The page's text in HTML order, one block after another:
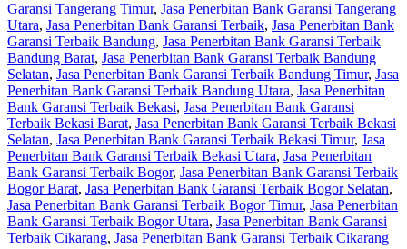
Garansi Tangerang Timur, Jasa Penerbitan Bank Garansi Tangerang
Utara, Jasa Penerbitan Bank Garansi Terbaik, Jasa Penerbitan Bank
Garansi Terbaik Bandung, Jasa Penerbitan Bank Garansi Terbaik
Bandung Barat, Jasa Penerbitan Bank Garansi Terbaik Bandung
Selatan, Jasa Penerbitan Bank Garansi Terbaik Bandung Timur, Jasa
Penerbitan Bank Garansi Terbaik Bandung Utara, Jasa Penerbitan
Bank Garansi Terbaik Bekasi, Jasa Penerbitan Bank Garansi
Terbaik Bekasi Barat, Jasa Penerbitan Bank Garansi Terbaik Bekasi
Selatan, Jasa Penerbitan Bank Garansi Terbaik Bekasi Timur, Jasa
Penerbitan Bank Garansi Terbaik Bekasi Utara, Jasa Penerbitan
Bank Garansi Terbaik Bogor, Jasa Penerbitan Bank Garansi Terbaik
Bogor Barat, Jasa Penerbitan Bank Garansi Terbaik Bogor Selatan,
Jasa Penerbitan Bank Garansi Terbaik Bogor Timur, Jasa Penerbitan
Bank Garansi Terbaik Bogor Utara, Jasa Penerbitan Bank Garansi
Terbaik Cikarang, Jasa Penerbitan Bank Garansi Terbaik Cikarang